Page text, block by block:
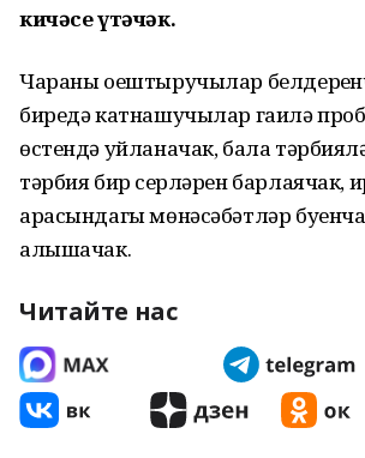
кичәсе үтәчәк.
Чараны оештыручылар
биредә катнашучылар гаилә
өстендә уйланачак, бала
тәрбия бирү серләрен барлаячак,
арасындагы мөнәсәбәтләр
алышачак.
Читайте нас